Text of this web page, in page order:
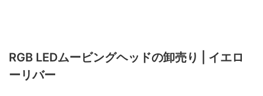
RGB LEDムービングヘッドの卸売り | イエロ
ーリバー